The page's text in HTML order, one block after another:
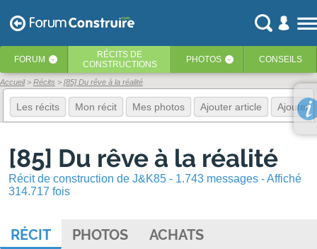
FORUM ‹ RÉCITS DE
CONSTRUCTIONS
PHOTOS ‹ CONSEILS
Accueil Récits [85] Du rêve à la réalité
Les récits Mon récit Mes photos Ajouter article Ajouter
[85] Du rêve à la réalité
Récit de construction de J&K85 - 1.743 messages - Affiché
314.717 fois
RÉCIT PHOTOS ACHATS